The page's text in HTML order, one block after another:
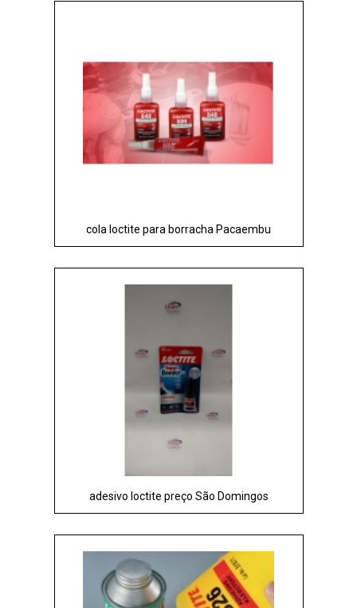
cola loctite para borracha Pacaembu
adesivo loctite preço São Domingos